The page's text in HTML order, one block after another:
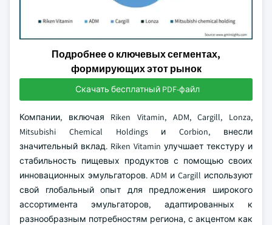
Подробнее о ключевых сегментах,
формирующих этот рынок
Скачать бесплатный PDF-файл
Компании, включая Riken Vitamin, ADM, Cargill, Lonza,
Mitsubishi Chemical Holdings и Corbion, внесли
значительный вклад. Riken Vitamin улучшает текстуру и
стабильность пищевых продуктов с помощью своих
инновационных эмульгаторов. ADM и Cargill используют
свой глобальный опыт для предложения широкого
ассортимента эмульгаторов, адаптированных к
разнообразным потребностям региона, с акцентом как